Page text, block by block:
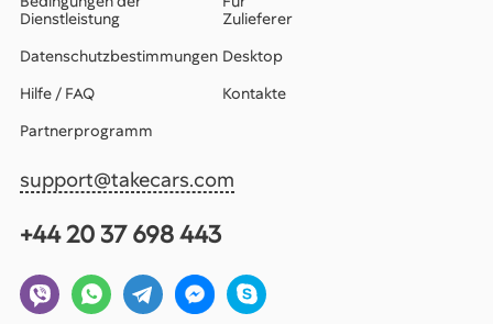
Dienstleistung
Datenschutzbestimmungen
Hilfe / FAQ
Partnerprogramm
Zulieferer
Desktop
Kontakte
support@takecars.com
+44 20 37 698 443